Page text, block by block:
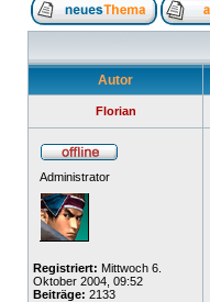
Autor
Florian
Administrator
Registriert: Mittwoch 6.
Oktober 2004, 09:52
Beiträge: 2133